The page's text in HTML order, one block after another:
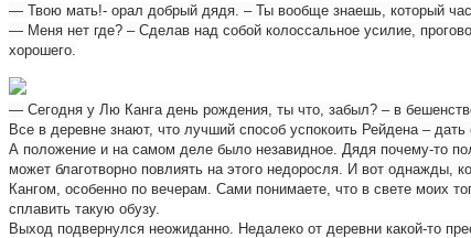
— Твою мать!- орал добрый дядя. – Ты вообще знаешь, который
— Меня нет где? – Сделав над собой колоссальное усилие,
хорошего.
— Сегодня у Лю Канга день рождения, ты что, забыл? – в
Все в деревне знают, что лучший способ успокоить Рейдена –
А положение и на самом деле было незавидное. Дядя почему-то
может благотворно повлиять на этого недоросля. И вот
Кангом, особенно по вечерам. Сами понимаете, что в свете моих
сплавить такую обузу.
Выход подвернулся неожиданно. Недалеко от деревни какой-то